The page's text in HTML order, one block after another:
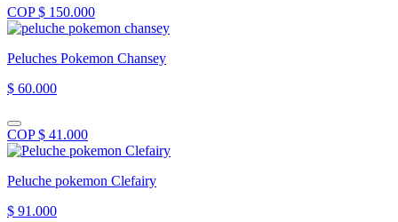
COP $ 150.000
Peluches Pokemon Chansey
$ 60.000
COP $ 41.000
Peluche pokemon Clefairy
$ 91.000